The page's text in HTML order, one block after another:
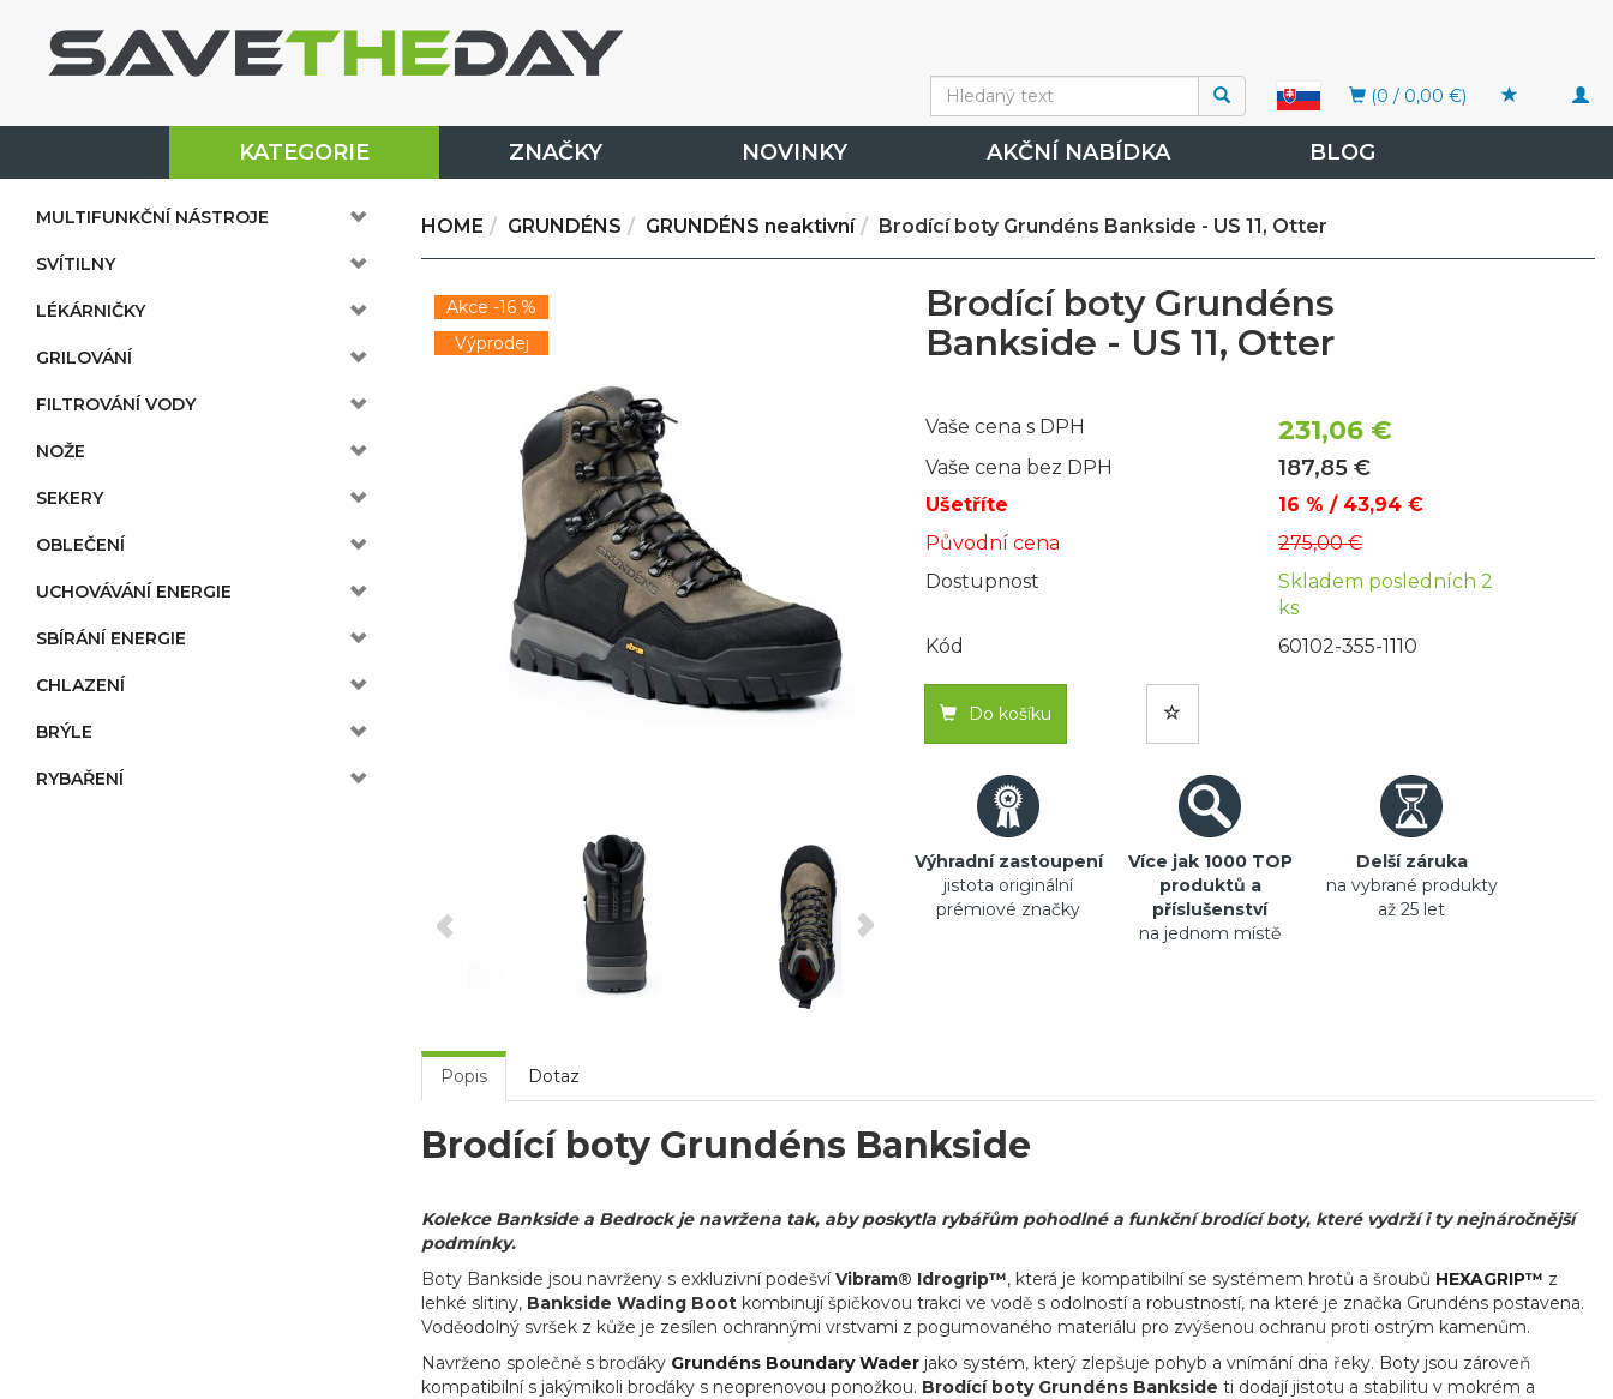
(0 / 0,00 €)
KATEGORIE ZNAČKY NOVINKY AKČNÍ NABÍDKA BLOG
MULTIFUNKČNÍ NÁSTROJE
SVÍTILNY
LÉKÁRNIČKY
GRILOVÁNÍ
FILTROVÁNÍ VODY
NOŽE
SEKERY
OBLEČENÍ
UCHOVÁVÁNÍ ENERGIE
SBÍRÁNÍ ENERGIE
CHLAZENÍ
BRÝLE
RYBAŘENÍ
HOME GRUNDÉNS GRUNDÉNS neaktivní Brodící boty Grundéns Bankside - US 11, Otter
Akce -16 %
Výprodej
Brodící boty Grundéns
Bankside - US 11, Otter
Vaše cena s DPH 231,06 €
Vaše cena bez DPH 187,85 €
Ušetříte
16 % / 43,94 €
Původní cena
275,00 €
Dostupnost
Skladem posledních 2
ks
Kód
60102-355-1110
Do košíku
Výhradní zastoupení
jistota originální
prémiové značky
Více jak 1000 TOP
produktů a
příslušenství
na jednom místě
Delší záruka
na vybrané produkty
až 25 let
Popis Dotaz
Brodící boty Grundéns Bankside
Kolekce Bankside a Bedrock je navržena tak, aby poskytla rybářům pohodlné a funkční brodící boty, které vydrží i ty nejnáročnější
podmínky.
Boty Bankside jsou navrženy s exkluzivní podešvíVibram® Idrogrip™, která je kompatibilní se systémem hrotů a šroubů HEXAGRIP™ z
lehké slitiny, Bankside Wading Boot kombinují špičkovou trakci ve vodě s odolností a robustností, na které je značka Grundéns postavena.
Voděodolný svršek z kůže je zesílen ochrannými vrstvami z pogumovaného materiálu pro zvýšenou ochranu proti ostrým kamenům.
Navrženo společně s broďáky Grundéns Boundary Wader jako systém, který zlepšuje pohyb a vnímání dna řeky. Boty jsou zároveň
kompatibilní s jakýmikoli broďáky s neoprenovou ponožkou. Brodící boty Grundéns Bankside ti dodají jistotu a stabilitu v mokrém a